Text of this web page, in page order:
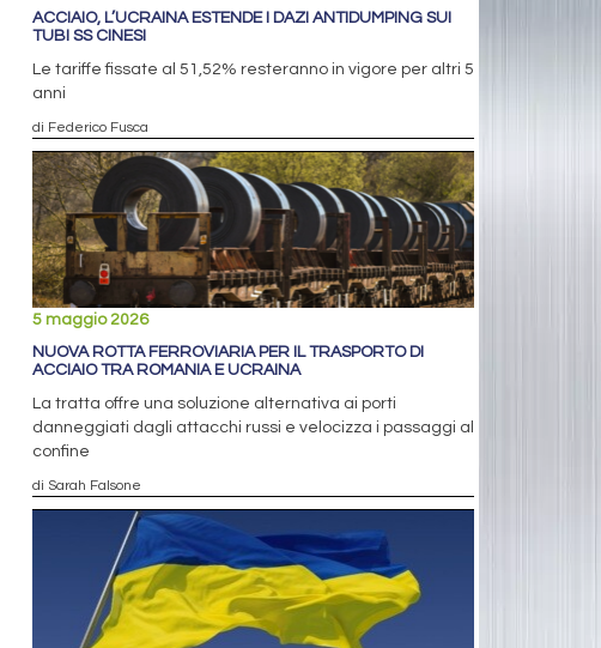
ACCIAIO, L’UCRAINA ESTENDE I DAZI ANTIDUMPING SUI
TUBI SS CINESI
Le tariffe fissate al 51,52% resteranno in vigore per altri 5
anni
di Federico Fusca
5 maggio 2026
NUOVA ROTTA FERROVIARIA PER IL TRASPORTO DI
ACCIAIO TRA ROMANIA E UCRAINA
La tratta offre una soluzione alternativa ai porti
danneggiati dagli attacchi russi e velocizza i passaggi al
confine
di Sarah Falsone